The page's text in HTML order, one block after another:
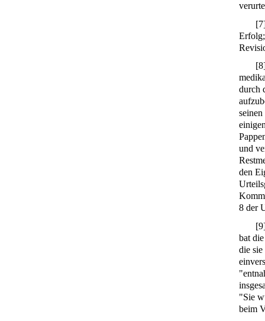
[7
[8
durch
und
den
8 der
[9
bat
die
"Sie
beim